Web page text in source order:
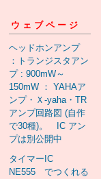
ウェブページ
ヘッドホンアンプ
：トランジスタアン
プ : 900mW～
150mW ： YAHAア
ンプ・Ｘ-yaha・TR
アンプ回路図 (自作
で30種)。 IC アン
プは別公開中
タイマーIC
NE555 でつくれる